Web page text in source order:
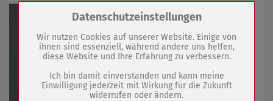
Zum Betrieb der Seite notwendige Cookies /
Name
PHP Session Cookie
Anbieter
Eigentümer dieser Website (Wenko-
Wenselaar GmbH & Co. KG)
Absicherung Kontaktformular / SPAM
Datenschutzeinstellungen
Wir nutzen Cookies auf unserer Website. Einige von
ihnen sind essenziell, während andere uns helfen,
diese Website und Ihre Erfahrung zu verbessern.
Ich bin damit einverstanden und kann meine
Einwilligung jederzeit mit Wirkung für die Zukunft
widerrufen oder ändern.